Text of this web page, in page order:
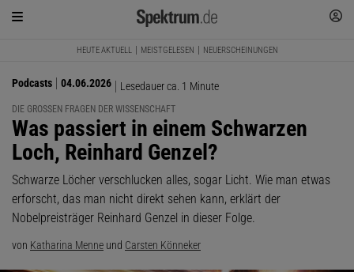
HEUTE AKTUELL MEISTGELESEN NEUERSCHEINUNGEN
Podcasts 04.06.2026 Lesedauer ca. 1 Minute
DIE GROSSEN FRAGEN DER WISSENSCHAFT
:
Was passiert in einem Schwarzen
Loch, Reinhard Genzel?
Schwarze Löcher verschlucken alles, sogar Licht. Wie man etwas
erforscht, das man nicht direkt sehen kann, erklärt der
Nobelpreisträger Reinhard Genzel in dieser Folge.
von Katharina Menne und Carsten Könneker